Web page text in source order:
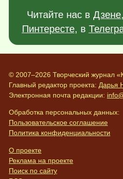
Читайте нас в Дзене
Пинтересте, в
© 2007–2026 Творческий журнал
Главный редактор проекта: Дарья
Электронная почта редакции:
Обработка персональных данных:
Пользовательское соглашение
Политика конфиденциальности
О проекте
Реклама на проекте
Поиск по сайту